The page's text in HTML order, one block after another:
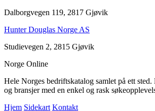
Dalborgvegen 119, 2817 Gjøvik
Hunter Douglas Norge AS
Studievegen 2, 2815 Gjøvik
Norge Online
Hele Norges bedriftskatalog samlet på ett sted.
og bransjer med en enkel og rask
Hjem Sidekart Kontakt